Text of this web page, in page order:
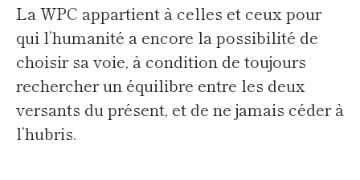
La WPC appartient à celles et ceux pour
qui l’humanité a encore la possibilité de
choisir sa voie, à condition de toujours
rechercher un équilibre entre les deux
versants du présent, et de ne jamais céder à
l’hubris.